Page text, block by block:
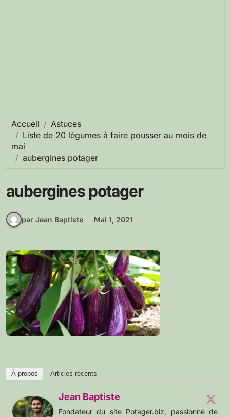
Accueil
Astuces
Liste de 20 légumes à faire pousser au mois de
mai
aubergines potager
aubergines potager
par Jean Baptiste Mai 1, 2021
À propos Articles récents
Jean Baptiste
Fondateur du site Potager.biz, passionné de